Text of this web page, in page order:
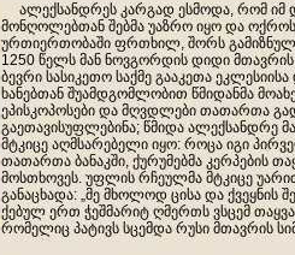
ალექსანდრეს კარგად ესმოდა, რომ
მონღოლებთან შებმა უაზრო იყო და
ურთიერთობაში ფრთხილ, შორს
1250 წელს მან ნოვგორდის დიდი
ბევრი სასიკეთო საქმე გააკეთა ეკლესიისა
ხანებთან შუამდგომლობით წმიდანმა
ეპისკოპოსები და მღვდლები თათართა
გაეთავისუფლებინა; წმიდა
მტკიცე აღმსარებელი იყო: როცა იგი
თათართა ბანაკში, ქურუმებმა კერპების
მოსთხოვეს. უფლის რჩეულმა მტკიცე
განაცხადა: „მე მხოლოდ ცისა და ქვეყნის
ქებულ ერთ ჭეშმარიტ ღმერთს ვსცემ
რომელიც პატივს სცემდა რუსი მთავრის